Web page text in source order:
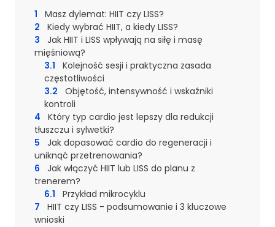
1
Masz dylemat: HIIT czy LISS?
2
Kiedy wybrać HIIT, a kiedy LISS?
3
Jak HIIT i LISS wpływają na siłę i masę
mięśniową?
3.1
Kolejność sesji i praktyczna zasada
częstotliwości
3.2
Objętość, intensywność i wskaźniki
kontroli
4
Który typ cardio jest lepszy dla redukcji
tłuszczu i sylwetki?
5
Jak dopasować cardio do regeneracji i
uniknąć przetrenowania?
6
Jak włączyć HIIT lub LISS do planu z
trenerem?
6.1
Przykład mikrocyklu
7
HIIT czy LISS - podsumowanie i 3 kluczowe
wnioski